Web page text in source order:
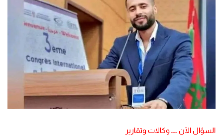
السؤال الآن ــــ وكالات وتقارير